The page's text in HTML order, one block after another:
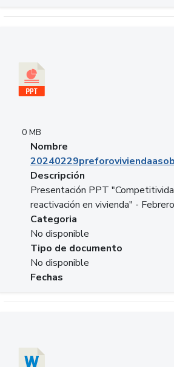
0 MB
Nombre
Descripción
Presentación PPT
reactivación en vivienda" -
Categoria
No disponible
Tipo de documento
No disponible
Fechas